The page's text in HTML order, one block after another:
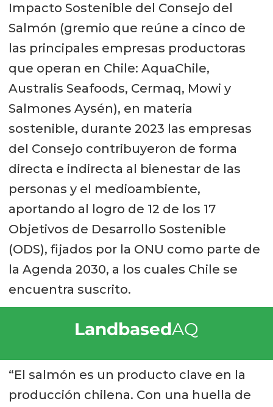
Impacto Sostenible del Consejo del
Salmón (gremio que reúne a cinco de
las principales empresas productoras
que operan en Chile: AquaChile,
Australis Seafoods, Cermaq, Mowi y
Salmones Aysén), en materia
sostenible, durante 2023 las empresas
del Consejo contribuyeron de forma
directa e indirecta al bienestar de las
personas y el medioambiente,
aportando al logro de 12 de los 17
Objetivos de Desarrollo Sostenible
(ODS), fijados por la ONU como parte de
la Agenda 2030, a los cuales Chile se
encuentra suscrito.
LandbasedAQ
“El salmón es un producto clave en la
producción chilena. Con una huella de